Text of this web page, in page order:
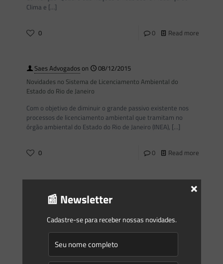
Clima e […]
0 0 Read more
Saes Advogadoson
08/12/2015
Novidades no Sistema de Licenciamento Ambiental do
Estado do Rio de Janeiro
Com o objetivo de diminuir o grande passivo existente nos
processos de licenciamento ambiental que tramitam no
órgão ambiental do Estado do Rio de Janeiro (INEA), […]
0 0 Read more
Newsletter Saes Advogados – 033
Informativo 033 Dezembro/2015
0 Read more
📰 Newsletter
Cadastre-se para receber nossas novidades.
×